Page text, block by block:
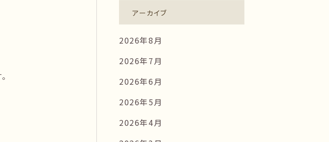
アーカイブ
2026年8月
2026年7月
2026年6月
2026年5月
2026年4月